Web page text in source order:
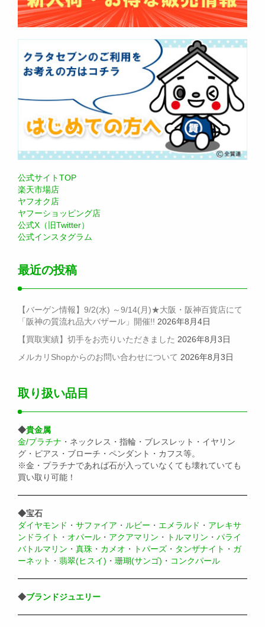
公式サイトTOP
楽天市場店
ヤフオク店
ヤフーショッピング店
公式X（旧Twitter）
公式インスタグラム
最近の投稿
【バーゲン情報】9/2(水) ～9/14(月)★大阪・阪神百貨店にて
「阪神の質流れ品大バザール」開催!! 2026年8月4日
【買取実績】切手をお売りいただきました 2026年8月3日
メルカリShopからのお問い合わせについて 2026年8月3日
取り扱い品目
◆貴金属
金/プラチナ ・ネックレス・指輪・ブレスレット・イヤリン
グ・ピアス・ブローチ・ペンダント・カフス等。
※金・プラチナであれば石が入っていなくても壊れていても
買い取り可能！
◆宝石
ダイヤモンド ・ サファイア ・ ルビー ・ エメラルド ・ アレキサ
ンドライト ・ オパール ・ アクアマリン ・ トルマリン ・ パライ
バトルマリン ・ 真珠 ・ カメオ ・ トパーズ ・ タンザナイト ・ ガ
ーネット ・ 翡翠(ヒスイ) ・ 珊瑚(サンゴ) ・ コンクパール
◆ブランドジュエリー